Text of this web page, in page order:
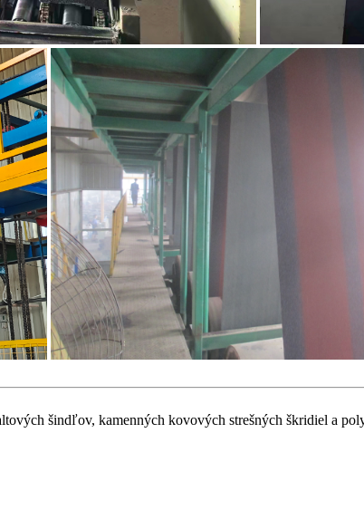
šindľov, kamenných kovových strešných škridiel a